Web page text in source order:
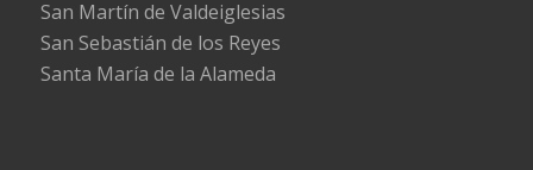
San Martín de Valdeiglesias
San Sebastián de los Reyes
Santa María de la Alameda